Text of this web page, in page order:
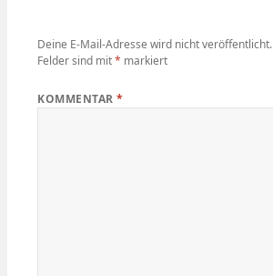
Deine E-Mail-Adresse wird nicht veröffentlicht.
Felder sind mit* markiert
KOMMENTAR*